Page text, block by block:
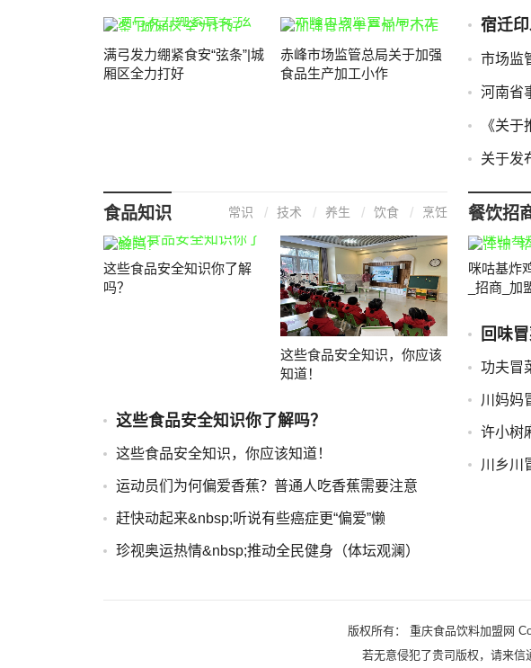
满弓发力绷紧食安“弦条”|城
厢区全力打好
赤峰市场监管总局关于加强
食品生产加工小作
宿迁
市场监
河南省
《关
关于发
食品知识 常识 技术 养生 饮食 烹饪
这些食品安全知识你了解
吗？
这些食品安全知识，你应该
知道！
这些食品安全知识你了解吗？
这些食品安全知识，你应该知道！
运动员们为何偏爱香蕉？普通人吃香蕉需要注意
赶快动起来&nbsp;听说有些癌症更“偏爱”懒
珍视奥运热情&nbsp;推动全民健身（体坛观澜）
餐饮招
咪咕基炸
_招商_加
回味
功夫冒
川妈妈
许小树
川乡川
版权所有： 重庆食品饮料加盟网
若无意侵犯了贵司版权，请来